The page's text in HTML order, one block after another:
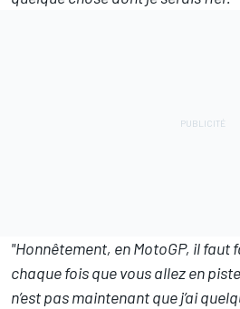
"Honnêtement, enMotoGP, il faut
chaque fois que vous allez en
n’est pas maintenant que j’ai